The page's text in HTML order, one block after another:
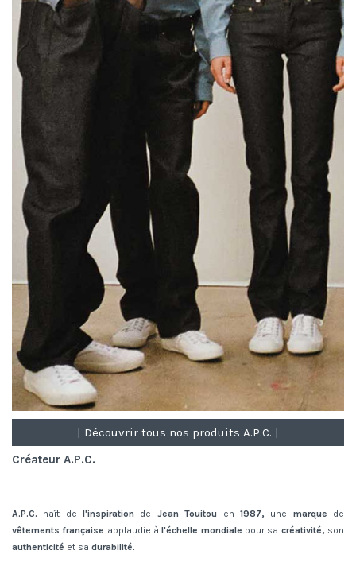
| Découvrir tous nos produits A.P.C. |
Créateur A.P.C.
A.P.C. naît del'inspiration de Jean Touitou en 1987, une marque de
vêtements française applaudie àl'échelle mondiale pour sa créativité, son
authenticité et sa durabilité.